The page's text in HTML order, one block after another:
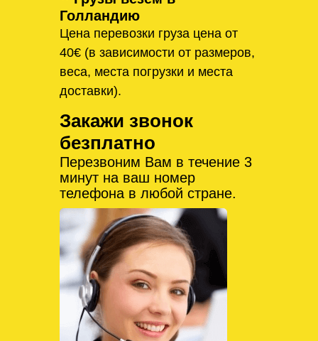
Голландию
Цена перевозки груза цена от
40€ (в зависимости от размеров,
веса, места погрузки и места
доставки).
Закажи звонок
безплатно
Перезвоним Вам в течение 3
минут на ваш номер
телефона в любой стране.